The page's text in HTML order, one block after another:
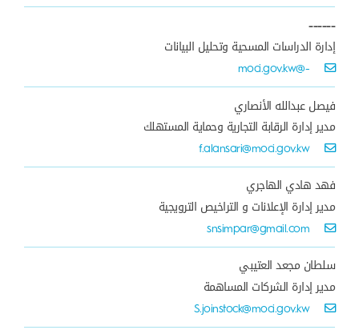
------
إدارة الدراسات المسحية وتحليل البيانات
-@moci.gov.kw
فيصل عبدالله الأنصاري
مدير إدارة الرقابة التجارية وحماية المستهلك
f.alansari@moci.gov.kw
فهد هادي الهاجري
مدير إدارة الإعلانات و التراخيص الترويجية
snsimpar@gmail.com
سلطان مجعد العتيبي
مدير إدارة الشركات المساهمة
S.joinstock@moci.gov.kw